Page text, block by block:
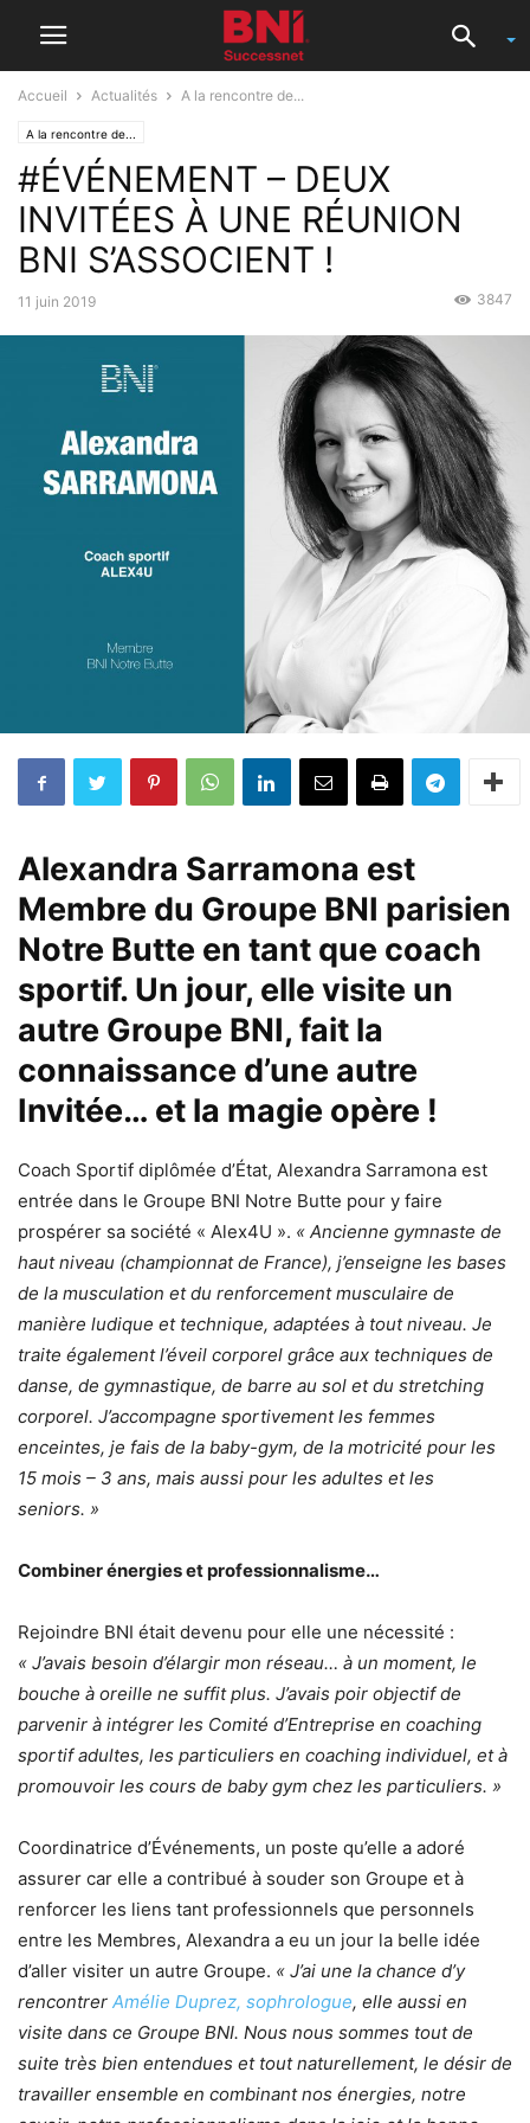
Accueil Actualités A la rencontre de...
A la rencontre de...
#ÉVÉNEMENT – DEUX
INVITÉES À UNE RÉUNION
BNI S’ASSOCIENT !
11 juin 2019 3847
Alexandra Sarramona est
Membre du Groupe BNI parisien
Notre Butte en tant que coach
sportif. Un jour, elle visite un
autre Groupe BNI, fait la
connaissance d’une autre
Invitée… et la magie opère !
Coach Sportif diplômée d’État, Alexandra Sarramona est
entrée dans le Groupe BNI Notre Butte pour y faire
prospérer sa société « Alex4U ». « Ancienne gymnaste de
haut niveau (championnat de France), j’enseigne les bases
de la musculation et du renforcement musculaire de
manière ludique et technique, adaptées à tout niveau. Je
traite également l’éveil corporel grâce aux techniques de
danse, de gymnastique, de barre au sol et du stretching
corporel. J’accompagne sportivement les femmes
enceintes, je fais de la baby-gym, de la motricité pour les
15 mois – 3 ans, mais aussi pour les adultes et les
seniors. »
Combiner énergies et professionnalisme…
Rejoindre BNI était devenu pour elle une nécessité :
« J’avais besoin d’élargir mon réseau… à un moment, le
bouche à oreille ne suffit plus. J’avais poir objectif de
parvenir à intégrer les Comité d’Entreprise en coaching
sportif adultes, les particuliers en coaching individuel, et à
promouvoir les cours de baby gym chez les particuliers. »
Coordinatrice d’Événements, un poste qu’elle a adoré
assurer car elle a contribué à souder son Groupe et à
renforcer les liens tant professionnels que personnels
entre les Membres, Alexandra a eu un jour la belle idée
d’aller visiter un autre Groupe. « J’ai une la chance d’y
rencontrer Amélie Duprez, sophrologue, elle aussi en
visite dans ce Groupe BNI. Nous nous sommes tout de
suite très bien entendues et tout naturellement, le désir de
travailler ensemble en combinant nos énergies, notre